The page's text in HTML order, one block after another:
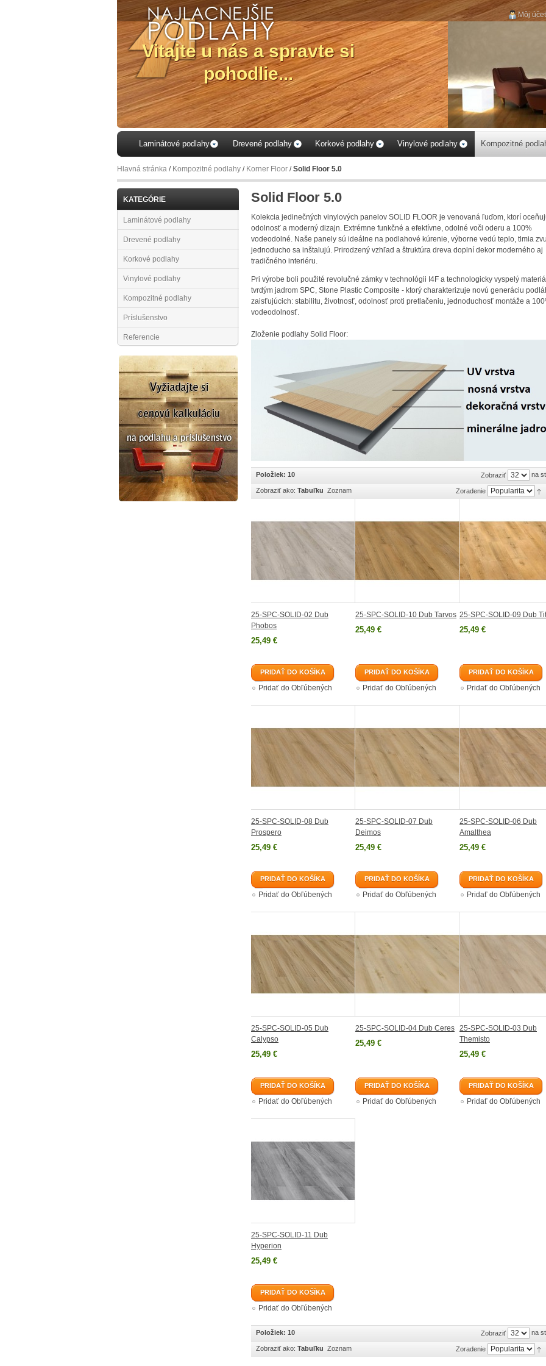
Môj účet
Laminátové podlahy Drevené podlahy Korkové podlahy Vinylové podlahy Kompozitné
Hlavná stránka / Kompozitné podlahy / Korner Floor /Solid Floor 5.0
KATEGÓRIE
Laminátové podlahy
Drevené podlahy
Korkové podlahy
Vinylové podlahy
Kompozitné podlahy
Príslušenstvo
Referencie
Solid Floor 5.0
Kolekcia jedinečných vinylových panelov SOLID FLOOR je venovaná ľuďom, ktorí
odolnosť a moderný dizajn. Extrémne funkčné a efektívne, odolné voči oderu a 100%
vodeodolné. Naše panely sú ideálne na podlahové kúrenie, výborne vedú teplo, tlmia
jednoducho sa inštalujú. Prirodzený vzhľad a štruktúra dreva doplní dekor moderného aj
tradičného interiéru.
Pri výrobe boli použité revolučné zámky v technológii I4F a technologicky vyspelý
tvrdým jadrom SPC, Stone Plastic Composite - ktorý charakterizuje novú generáciu
zaisťujúcich: stabilitu, životnosť, odolnosť proti pretlačeniu, jednoduchosť montáže a
vodeodolnosť.
Zloženie podlahy Solid Floor:
Položiek: 10 Zobraziť na
Zobraziť ako: Tabuľku Zoznam Zoradenie
25-SPC-SOLID-02 Dub
Phobos
25,49 €
PRIDAŤ DO KOŠÍKA
Pridať do Obľúbených
25-SPC-SOLID-10 Dub Tarvos
25,49 €
PRIDAŤ DO KOŠÍKA
Pridať do Obľúbených
25-SPC-SOLID-09 Dub
25,49 €
PRIDAŤ DO KOŠÍKA
Pridať do Obľúbených
25-SPC-SOLID-08 Dub
Prospero
25,49 €
PRIDAŤ DO KOŠÍKA
Pridať do Obľúbených
25-SPC-SOLID-07 Dub
Deimos
25,49 €
PRIDAŤ DO KOŠÍKA
Pridať do Obľúbených
25-SPC-SOLID-06 Dub
Amalthea
25,49 €
PRIDAŤ DO KOŠÍKA
Pridať do Obľúbených
25-SPC-SOLID-05 Dub
Calypso
25,49 €
PRIDAŤ DO KOŠÍKA
Pridať do Obľúbených
25-SPC-SOLID-04 Dub Ceres
25,49 €
PRIDAŤ DO KOŠÍKA
Pridať do Obľúbených
25-SPC-SOLID-03 Dub
Themisto
25,49 €
PRIDAŤ DO KOŠÍKA
Pridať do Obľúbených
25-SPC-SOLID-11 Dub
Hyperion
25,49 €
PRIDAŤ DO KOŠÍKA
Pridať do Obľúbených
Položiek: 10 Zobraziť na
Zobraziť ako: Tabuľku Zoznam Zoradenie
...vyberte si podlahu k
Vášmu obytnému
priestoru...